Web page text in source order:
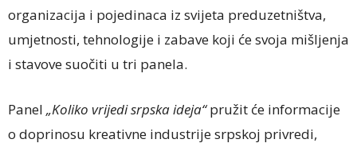
organizacija i pojedinaca iz svijeta preduzetništva,
umjetnosti, tehnologije i zabave koji će svoja mišljenja
i stavove suočiti u tri panela.
Panel „Koliko vrijedi srpska ideja“pružit će informacije
o doprinosu kreativne industrije srpskoj privredi,